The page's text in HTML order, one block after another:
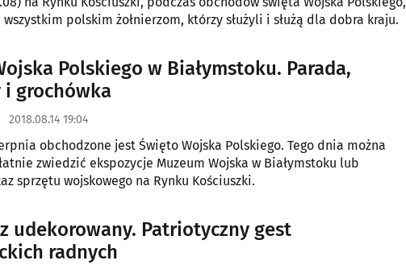
wszystkim polskim żołnierzom, którzy służyli i służą dla dobra kraju.
Polskiego w Białymstoku. Parada,
grochówka
2018.08.14 19:04
obchodzone jest Święto Wojska Polskiego. Tego dnia można
zwiedzić ekspozycje Muzeum Wojska w Białymstoku lub
sprzętu wojskowego na Rynku Kościuszki.
udekorowany. Patriotyczny gest
radnych